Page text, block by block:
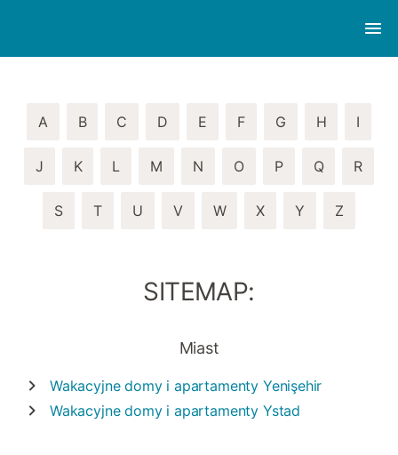
A B C D E F G H I
J K L M N O P Q R
S T U V W X Y Z
SITEMAP:
Miast
Wakacyjne domy i apartamenty Yenişehir
Wakacyjne domy i apartamenty Ystad